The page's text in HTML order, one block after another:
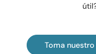
Toma